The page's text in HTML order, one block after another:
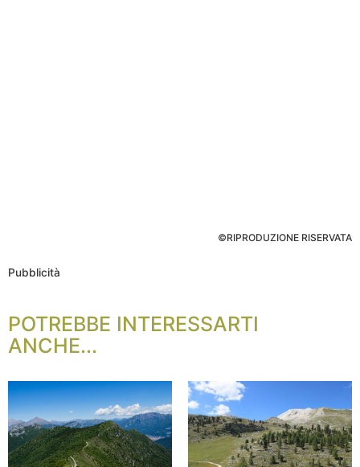
©RIPRODUZIONE RISERVATA
Pubblicità
POTREBBE INTERESSARTI
ANCHE...